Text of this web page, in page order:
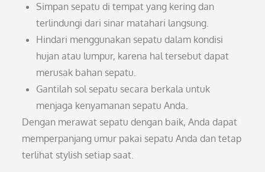
Simpan sepatu di tempat yang kering dan
terlindungi dari sinar matahari langsung.
Hindari menggunakan sepatu dalam kondisi
hujan atau lumpur, karena hal tersebut dapat
merusak bahan sepatu.
Gantilah sol sepatu secara berkala untuk
menjaga kenyamanan sepatu Anda.
Dengan merawat sepatu dengan baik, Anda dapat
memperpanjang umur pakai sepatu Anda dan tetap
terlihat stylish setiap saat.